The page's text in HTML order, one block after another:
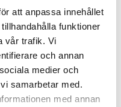
att anpassa innehållet
funktioner
vår trafik. Vi
och annan
medier och
samarbetar med.
med annan
0 till 50 Nm för
mejslar
och skruvmejslar
justeringar i X-,Y- och Z-